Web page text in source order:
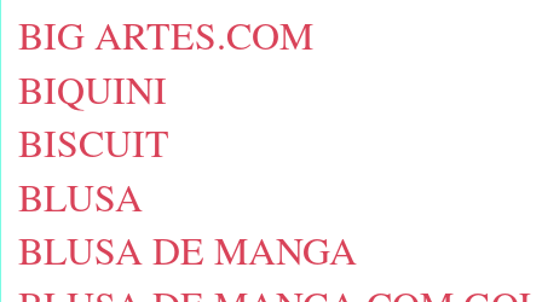
BIG ARTES.COM
BIQUINI
BISCUIT
BLUSA
BLUSA DE MANGA